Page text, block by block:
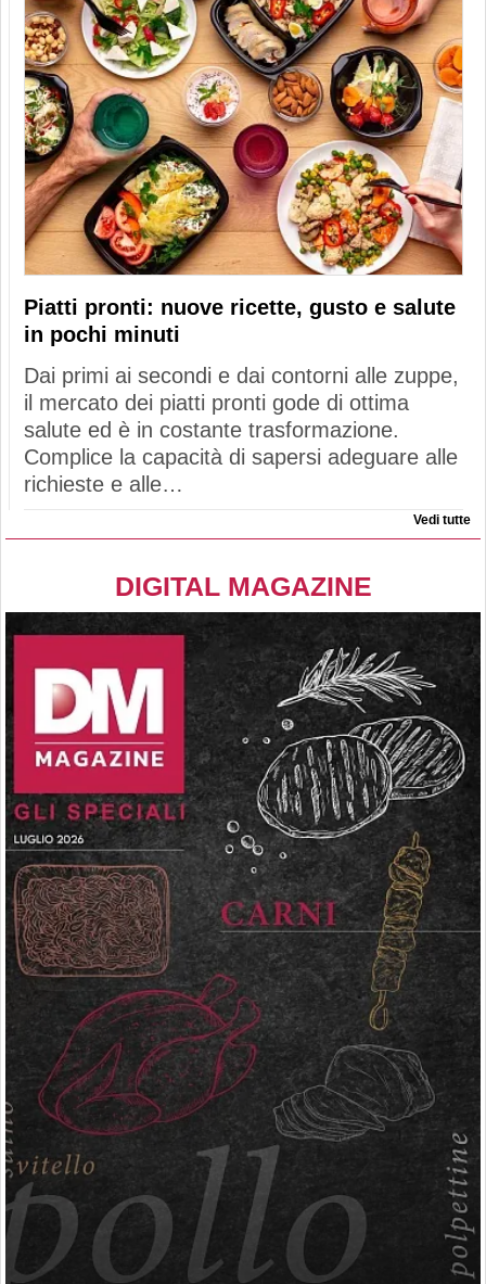
Piatti pronti: nuove ricette, gusto e salute
in pochi minuti
Dai primi ai secondi e dai contorni alle zuppe,
il mercato dei piatti pronti gode di ottima
salute ed è in costante trasformazione.
Complice la capacità di sapersi adeguare alle
richieste e alle…
Vedi tutte
DIGITAL MAGAZINE